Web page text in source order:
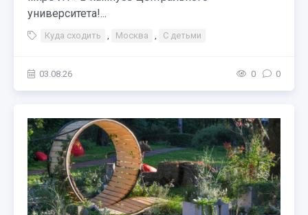
университета!...
Куда сходить , Москва , С детьми
03.08.26 0 0